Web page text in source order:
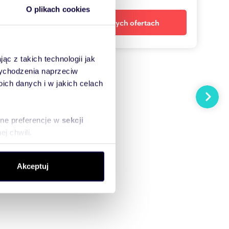
O plikach cookies
z takich technologii jak
naprzeciw
danych i w jakich celach
preferencje w sekcji
chwili.
społecznościowym,
od Ciebie lub
Akceptuj
Powiadom o nowych ofertach